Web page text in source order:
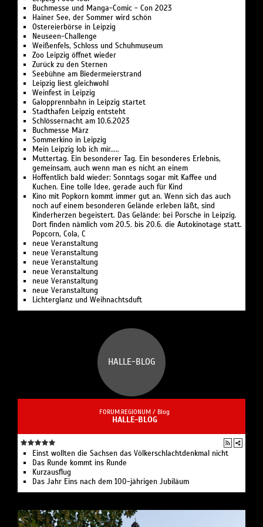
Buchmesse und Manga-Comic - Con 2023
Hainer See, der Sommer wird schön
Ostereierbörse in Leipzig
Neuseen-Challenge
Weißenfels, Schloss und Schuhmuseum
Zoo Leipzig öffnet wieder
Zurück zu den Sternen
Seebühne am Biedermeierstrand
Leipzig liest gleichwohl
Weinfest in Leipzig
Galopprennbahn in Leipzig startet
Stadthafen Leipzig entsteht
Schlössernacht am 10.6.2023
Buchmesse März
Sommerkino in Leipzig
Mein Leipzig lob ich mir.....
Muttertag. Ein besonderer Tag. Ein besonderes Erlebnis,
gemeinsam, auch wenn man es nicht an einem
Hoffentlich bald wieder: Sonntags sogar mit Kaffee und
Kuchen. Eine tolle Idee, gerade auch für Kind
Kino mit Popkorn kommt immer gut an. Wenn sich das auch
noch auf einem besonderen Gelände erleben läßt, sind
Kinderherzen begeistert. Das Gelände: bei Porsche in Leipzig.
Dort finden nämlich vom 20.5. bis 20.6. die Autokinotage statt.
Popcorn, Cola, C
neue Veranstaltung
neue Veranstaltung
neue Veranstaltung
neue Veranstaltung
neue Veranstaltung
neue Veranstaltung
Lichterglanz und Weihnachtsduft
HALLE-BLOG
FORUM.REGIONUM / Blog
HALLE-BLOG
Einst wollten die Sachsen das Völkerschlachtdenkmal nicht
Das Runde kommt ins Runde
Kurzausflug
Das Jahr Eins nach dem 100-jährigen Jubiläum